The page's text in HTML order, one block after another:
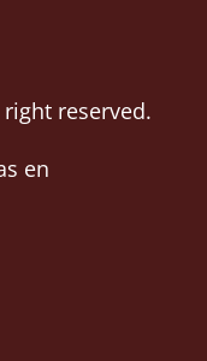
reserved.
en